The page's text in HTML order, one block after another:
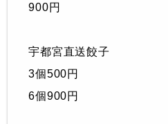
900円
宇都宮直送餃子
3個500円
6個900円